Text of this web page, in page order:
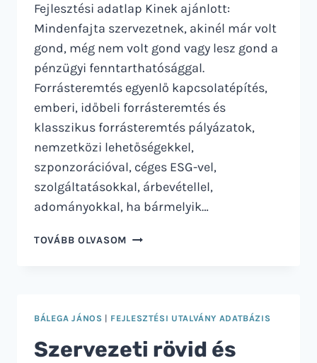
Fejlesztési adatlap Kinek ajánlott:
Mindenfajta szervezetnek, akinél már volt
gond, még nem volt gond vagy lesz gond a
pénzügyi fenntarthatósággal.
Forrásteremtés egyenlő kapcsolatépítés,
emberi, időbeli forrásteremtés és
klasszikus forrásteremtés pályázatok,
nemzetközi lehetőségekkel,
szponzorációval, céges ESG-vel,
szolgáltatásokkal, árbevétellel,
adományokkal, ha bármelyik…
TOVÁBB OLVASOM FORRÁSTEREMTÉS
BÁLEGA JÁNOS | FEJLESZTÉSI UTALVÁNY ADATBÁZIS
Szervezeti rövid és